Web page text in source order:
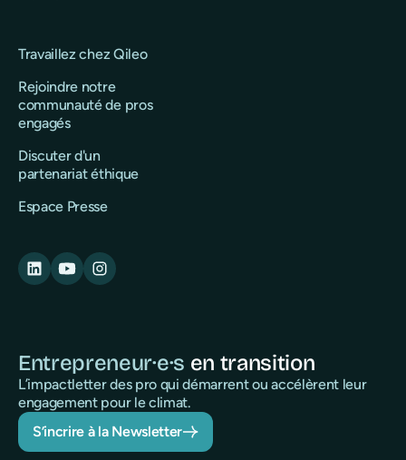
Travaillez chez Qileo
Rejoindre notre
communauté de pros
engagés
Discuter d'un
partenariat éthique
Espace Presse
Entrepreneur·e·s en transition
L’impactletter des pro qui démarrent ou accélèrent leur
engagement pour le climat.
S’incrire à la Newsletter